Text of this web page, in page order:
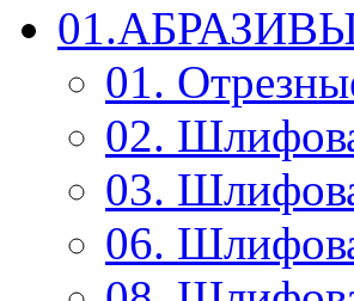
01.
02.
03.
06.